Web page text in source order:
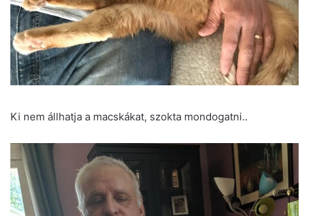
Ki nem állhatja a macskákat, szokta mondogatni..